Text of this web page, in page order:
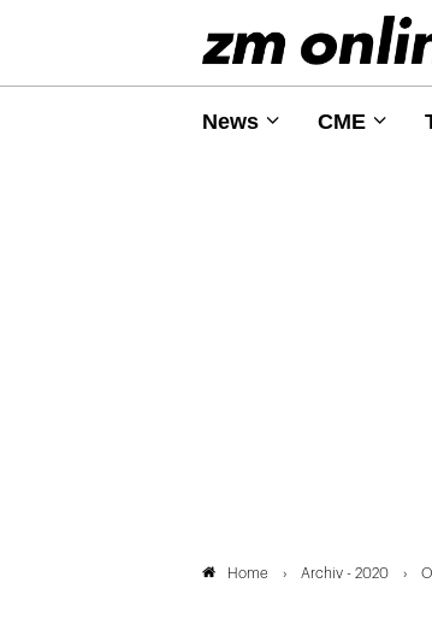
News CME
Home Archiv - 2020